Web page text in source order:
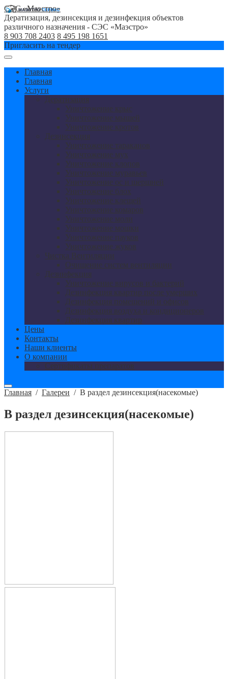
СЭС «Маэстро»
Дератизация, дезинсекция и дезинфекция объектов
различного назначения - СЭС «Маэстро»
8 903 708 2403 8 495 198 1651
Пригласить на тендер
Главная
Главная
Услуги
Дератизация
Уничтожение крыс
Уничтожение мышей
Уничтожение кротов
Дезинсекция
Уничтожение тараканов
Уничтожение мух
Уничтожение клопов
Уничтожение муравьев
Уничтожение ос и шершней
Уничтожение блох
Уничтожение клещей
Уничтожение комаров
Уничтожение моли
Уничтожение мошки
Уничтожение пауков
Уничтожение жуков
Чистка Вентиляции
Очищение систем вентиляции
Дезинфекция
Уничтожение вирусов и бактерий
Дезинфекция квартир после умерших
Дезинфекция помещений и офисов
Дезинфекция воздуха и кондиционеров
Дезинфекция квартир
Цены
Контакты
Наши клиенты
О компании
Сертификаты препаратов
Главная / Галереи / В раздел дезинсекция(насекомые)
В раздел дезинсекция(насекомые)